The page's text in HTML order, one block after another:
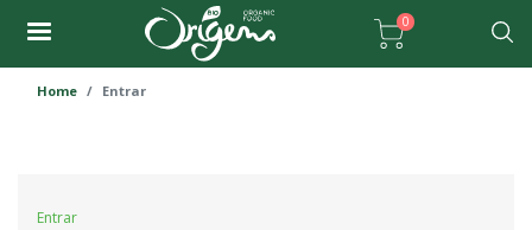
Passar
para
o
0
Home Entrar
Primary
Entrar